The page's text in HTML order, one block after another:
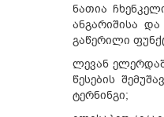
ნათია
ანგარიშისა
გაწერილი
ლევან
წესების
ტერნინგი;